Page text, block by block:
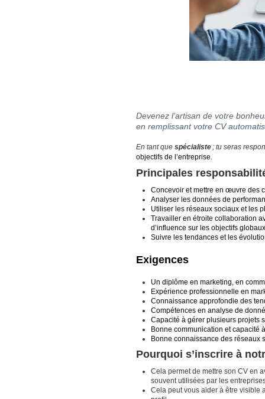
Devenez l’artisan de votre
en remplissant votre CV
En tant que spécialiste; tu seras
objectifs de l’entreprise.
Principales
Concevoir et mettre en œuvre des
Analyser les données de
Utiliser les réseaux sociaux et les
Travailler en étroite collaboration
d’influence sur les objectifs
Suivre les tendances et les
Exigences
Un diplôme en marketing, en
Expérience professionnelle en
Connaissance approfondie des
Compétences en analyse de
Capacité à gérer plusieurs projets
Bonne communication et capacité
Bonne connaissance des réseaux
Pourquoi s’inscrire à
Cela permet de mettre son CV en
souvent utilisées par les
Cela peut vous aider à être visible